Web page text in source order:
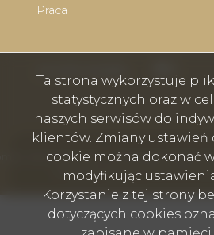
Praca
nieruchomości - Wodzisław Śląski,
Program dla biur
Ta strona wykorzystuje
statystycznych oraz w
naszych serwisów do
klientów. Zmiany ustawień
cookie można dokonać
modyfikując
Korzystanie z tej strony
dotyczących cookies